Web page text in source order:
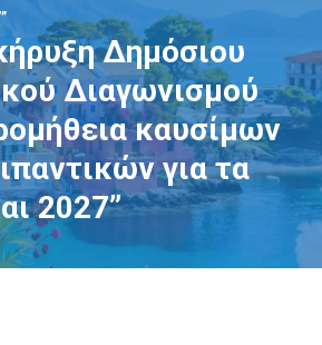
Δημόσιου
Διαγωνισμού
καυσίμων
για τα
2027”